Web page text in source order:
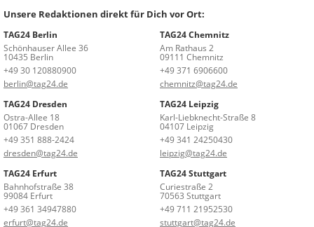
Unsere Redaktionen direkt für Dich vor Ort:
TAG24 Berlin
Schönhauser Allee 36
10435 Berlin
+49 30 120880900
berlin@tag24.de
TAG24 Chemnitz
Am Rathaus 2
09111 Chemnitz
+49 371 6906600
chemnitz@tag24.de
TAG24 Dresden
Ostra-Allee 18
01067 Dresden
+49 351 888-2424
dresden@tag24.de
TAG24 Leipzig
Karl-Liebknecht-Straße 8
04107 Leipzig
+49 341 24250430
leipzig@tag24.de
TAG24 Erfurt
Bahnhofstraße 38
99084 Erfurt
+49 361 34947880
erfurt@tag24.de
TAG24 Stuttgart
Curiestraße 2
70563 Stuttgart
+49 711 21952530
stuttgart@tag24.de